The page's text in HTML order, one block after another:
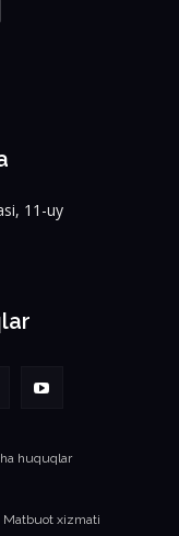
11-uy
huquqlar
Matbuot xizmati